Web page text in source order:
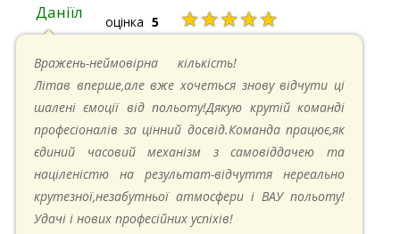
Даніїл оцінка 5 ★★★★★
Вражень-неймовірна кількість!
Літав вперше,але вже хочеться знову відчути ці
шалені ємоції від польоту!Дякую крутій команді
професіоналів за цінний досвід.Команда працює,як
єдиний часовий механізм з самовіддачею та
націленістю на результат-відчуття нереально
крутезної,незабутньої атмосфери і ВАУ польоту!
Удачі і нових професійних успіхів!